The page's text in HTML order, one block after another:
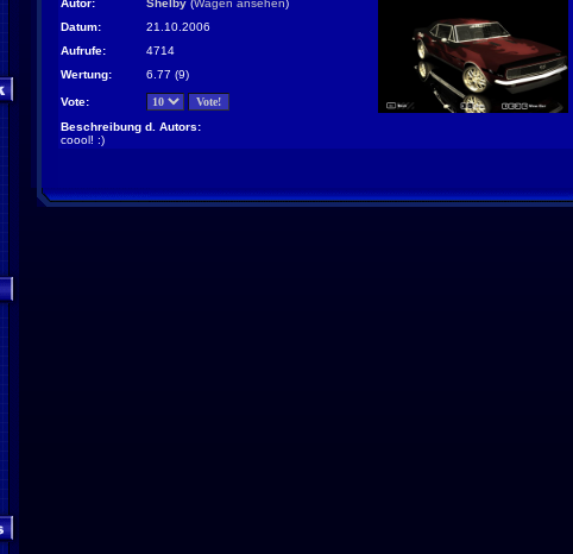
Autor:
Shelby (Wagen ansehen)
Datum:
21.10.2006
Aufrufe:
4714
Wertung:
6.77 (9)
Vote:
Beschreibung d. Autors:
coool! :)